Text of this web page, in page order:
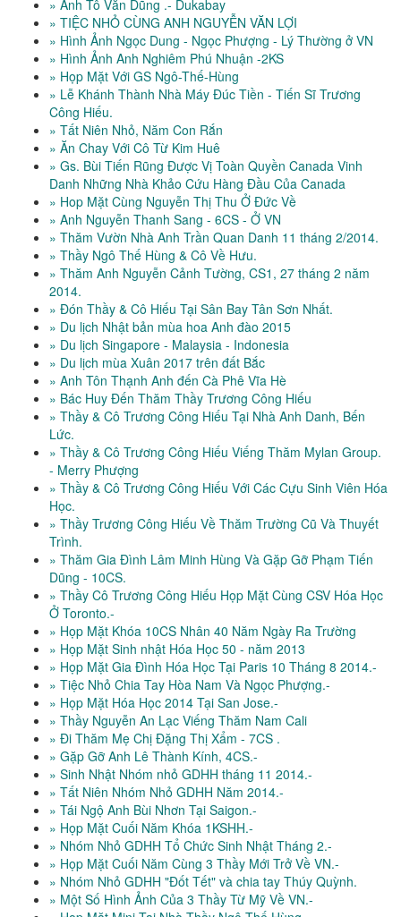
» Anh Tô Văn Dũng .- Dukabay
» TIỆC NHỎ CÙNG ANH NGUYỄN VĂN LỢI
» Hình Ảnh Ngọc Dung - Ngọc Phượng - Lý Thường ở VN
» Hình Ảnh Anh Nghiêm Phú Nhuận -2KS
» Họp Mặt Với GS Ngô-Thế-Hùng
» Lễ Khánh Thành Nhà Máy Đúc Tiền - Tiến Sĩ Trương
Công Hiếu.
» Tất Niên Nhỏ, Năm Con Rắn
» Ăn Chay Với Cô Từ Kim Huê
» Gs. Bùi Tiến Rũng Được Vị Toàn Quyền Canada Vinh
Danh Những Nhà Khảo Cứu Hàng Đầu Của Canada
» Hop Mặt Cùng Nguyễn Thị Thu Ở Đức Về
» Anh Nguyễn Thanh Sang - 6CS - Ở VN
» Thăm Vườn Nhà Anh Trần Quan Danh 11 tháng 2/2014.
» Thầy Ngô Thế Hùng & Cô Về Hưu.
» Thăm Anh Nguyễn Cảnh Tường, CS1, 27 tháng 2 năm
2014.
» Đón Thầy & Cô Hiếu Tại Sân Bay Tân Sơn Nhất.
» Du lịch Nhật bản mùa hoa Anh đào 2015
» Du lịch Singapore - Malaysia - Indonesia
» Du lịch mùa Xuân 2017 trên đất Bắc
» Anh Tôn Thạnh Anh đến Cà Phê Vĩa Hè
» Bác Huy Đến Thăm Thầy Trương Công Hiếu
» Thầy & Cô Trương Công Hiếu Tại Nhà Anh Danh, Bến
Lức.
» Thầy & Cô Trương Công Hiếu Viếng Thăm Mylan Group.
- Merry Phượng
» Thầy & Cô Trương Công Hiếu Với Các Cựu Sinh Viên Hóa
Học.
» Thầy Trương Công Hiếu Về Thăm Trường Cũ Và Thuyết
Trình.
» Thăm Gia Đình Lâm Minh Hùng Và Gặp Gỡ Phạm Tiến
Dũng - 10CS.
» Thầy Cô Trương Công Hiếu Họp Mặt Cùng CSV Hóa Học
Ở Toronto.-
» Họp Mặt Khóa 10CS Nhân 40 Năm Ngày Ra Trường
» Họp Mặt Sinh nhật Hóa Học 50 - năm 2013
» Họp Mặt Gia Đình Hóa Học Tại Paris 10 Tháng 8 2014.-
» Tiệc Nhỏ Chia Tay Hòa Nam Và Ngọc Phượng.-
» Họp Mặt Hóa Học 2014 Tại San Jose.-
» Thầy Nguyễn An Lạc Viếng Thăm Nam Cali
» Đi Thăm Mẹ Chị Đặng Thị Xẩm - 7CS .
» Gặp Gỡ Anh Lê Thành Kính, 4CS.-
» Sinh Nhật Nhóm nhỏ GDHH tháng 11 2014.-
» Tất Niên Nhóm Nhỏ GDHH Năm 2014.-
» Tái Ngộ Anh Bùi Nhơn Tại Saigon.-
» Họp Mặt Cuối Năm Khóa 1KSHH.-
» Nhóm Nhỏ GDHH Tổ Chức Sinh Nhật Tháng 2.-
» Họp Mặt Cuối Năm Cùng 3 Thầy Mới Trở Về VN.-
» Nhóm Nhỏ GDHH "Đốt Tết" và chia tay Thúy Quỳnh.
» Một Số Hình Ảnh Của 3 Thầy Từ Mỹ Về VN.-